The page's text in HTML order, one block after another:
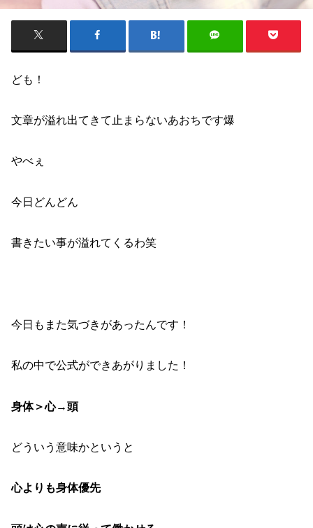
ども！
文章が溢れ出てきて止まらないあおちです爆
やべぇ
今日どんどん
書きたい事が溢れてくるわ笑
今日もまた気づきがあったんです！
私の中で公式ができあがりました！
身体＞心→頭
どういう意味かというと
心よりも身体優先